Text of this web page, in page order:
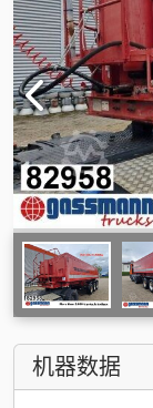
机器数据